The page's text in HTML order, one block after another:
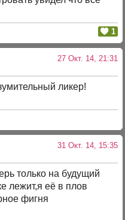
1
27 Окт. 14, 21:31
ликер!
31 Окт. 14, 15:35
только на будущий
лежит,я её в плов
фигня